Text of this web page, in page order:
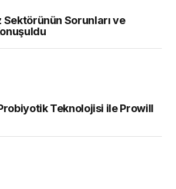
Sektörünün Sorunları ve
Teknolojisi ile Prowill